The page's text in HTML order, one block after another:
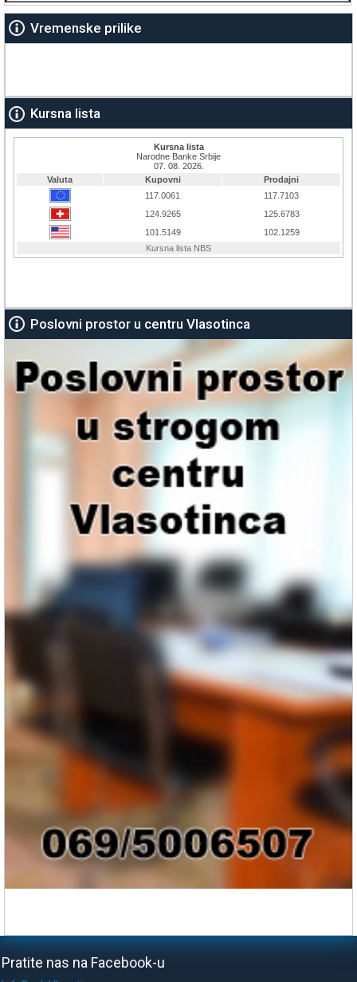
Vremenske prilike
Kursna lista
Poslovni prostor u centru Vlasotinca
Pratite nas na Facebook-u